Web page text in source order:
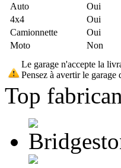
Auto
Oui
4x4
Oui
Camionnette
Oui
Moto
Non
Le garage n'accepte la
Pensez à avertir le
Top